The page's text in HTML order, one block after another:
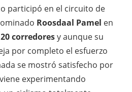
participó en el circuito de
Roosdaal Pamel en
corredoresy aunque su
por completo el esfuerzo
se mostró satisfecho por
experimentando